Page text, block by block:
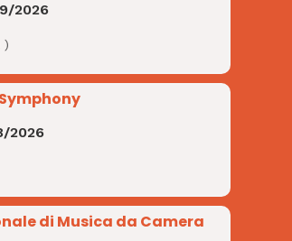
2026
)
2026
di Musica da Camera